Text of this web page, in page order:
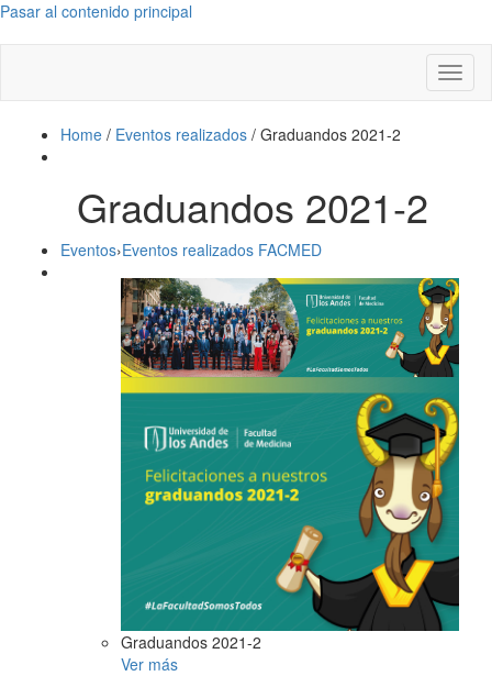
Pasar al contenido principal
Home / Eventos realizados / Graduandos 2021-2
Graduandos 2021-2
Eventos›Eventos realizados FACMED
Graduandos 2021-2
Ver más